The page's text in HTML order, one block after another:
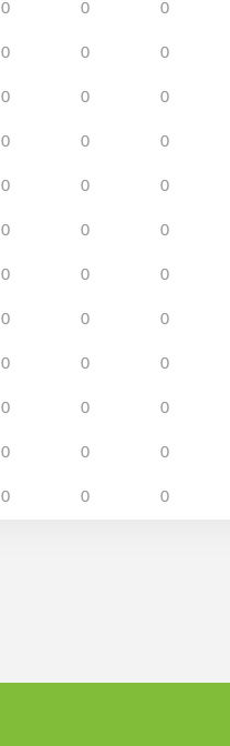
0 0 0
0 0 0
0 0 0
0 0 0
0 0 0
0 0 0
0 0 0
0 0 0
0 0 0
0 0 0
0 0 0
0 0 0